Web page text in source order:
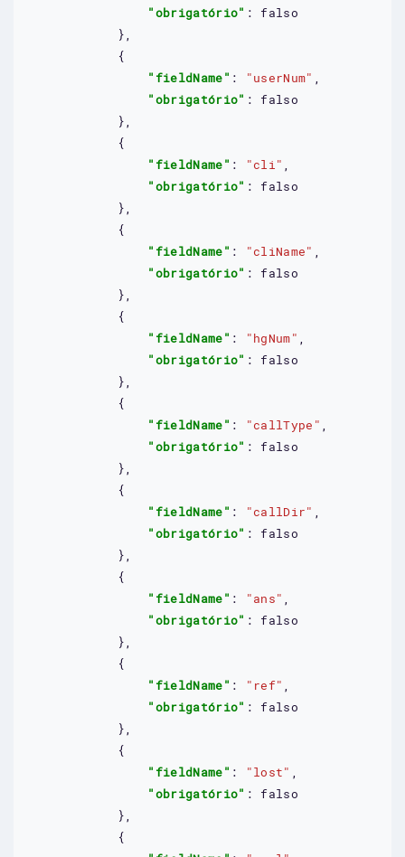
"obrigatório" : falso
            },
            {
"fieldName" : "userNum" ,
"obrigatório" : falso
            },
            {
"fieldName" : "cli" ,
"obrigatório" : falso
            },
            {
"fieldName" : "cliName" ,
"obrigatório" : falso
            },
            {
"fieldName" : "hgNum" ,
"obrigatório" : falso
            },
            {
"fieldName" : "callType" ,
"obrigatório" : falso
            },
            {
"fieldName" : "callDir" ,
"obrigatório" : falso
            },
            {
"fieldName" : "ans" ,
"obrigatório" : falso
            },
            {
"fieldName" : "ref" ,
"obrigatório" : falso
            },
            {
"fieldName" : "lost" ,
"obrigatório" : falso
            },
            {